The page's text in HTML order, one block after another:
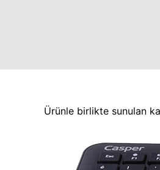
Ürünle birlikte sunulan